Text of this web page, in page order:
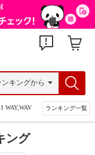
WAY,WAV ランキング一覧
ング